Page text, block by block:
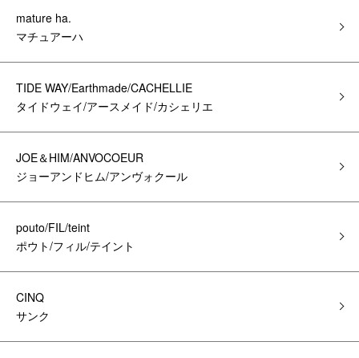
mature ha.
マチュアーハ
TIDE WAY/Earthmade/CACHELLIE
タイドウェイ/アースメイド/カシェリエ
JOE＆HIM/ANVOCOEUR
ジョーアンドヒム/アンヴォクール
pouto/FIL/teint
ポウト/フィル/テイント
CINQ
サンク